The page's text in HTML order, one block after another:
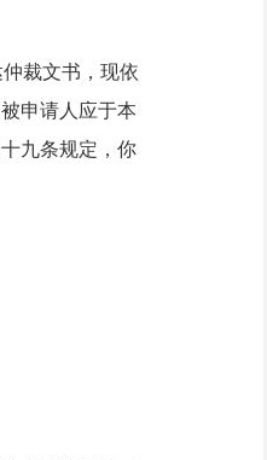
裁文书，现依
被申请人应于本
九条规定，你